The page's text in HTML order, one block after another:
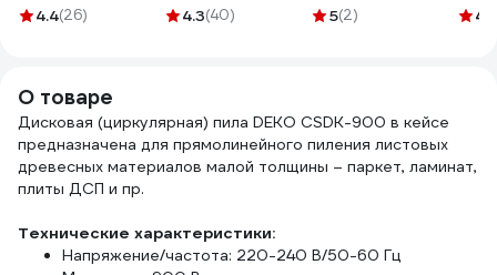
для ДП-0.55МФ
4.4(26)
гнезда, с/з КГт
4.3(40)
METALLICA Ultra
5(2) 4.2
О товаре
Дисковая (циркулярная) пила DEKO CSDK-900 в кейсе
предназначена для прямолинейного пиления листовых
древесных материалов малой толщины – паркет, ламинат,
плиты ДСП и пр.
Технические характеристики:
Напряжение/частота: 220-240 В/50-60 Гц